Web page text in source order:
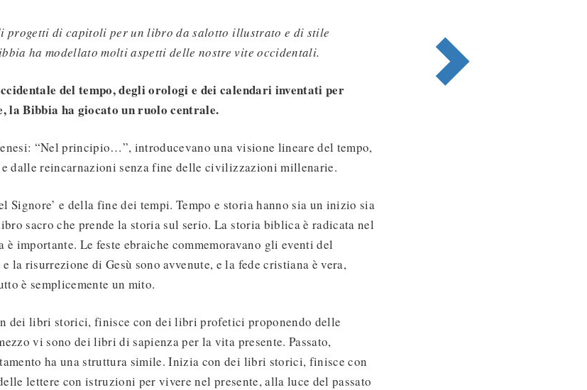
progetti di capitoli per un libro da salotto illustrato e di stile
ha modellato molti aspetti delle nostre vite occidentali.
del tempo, degli orologi e dei calendari inventati per
la Bibbia ha giocato un ruolo centrale.
“Nel principio…”, introducevano una visione lineare del tempo,
dalle reincarnazioni senza fine delle civilizzazioni millenarie.
Signore’ e della fine dei tempi. Tempo e storia hanno sia un inizio sia
sacro che prende la storia sul serio. La storia biblica è radicata nel
è importante. Le feste ebraiche commemoravano gli eventi del
la risurrezione di Gesù sono avvenute, e la fede cristiana è vera,
è semplicemente un mito.
dei libri storici, finisce con dei libri profetici proponendo delle
vi sono dei libri di sapienza per la vita presente. Passato,
ha una struttura simile. Inizia con dei libri storici, finisce con
lettere con istruzioni per vivere nel presente, alla luce del passato